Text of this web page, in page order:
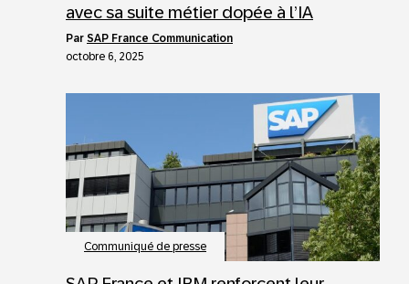
avec sa suite métier dopée à l’IA
par SAP France Communication
octobre 6, 2025
Communiqué de presse